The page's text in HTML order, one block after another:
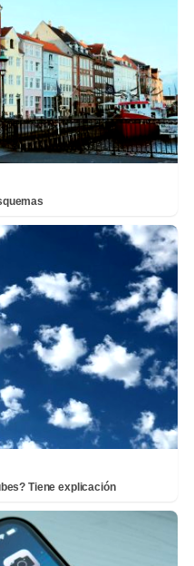
Tiene explicación